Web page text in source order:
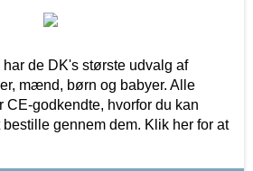
de DK's største udvalg af
mænd, børn og babyer. Alle
CE-godkendte, hvorfor du kan
gennem dem. Klik her for at